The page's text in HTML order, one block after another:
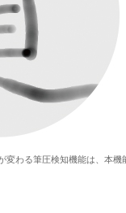
変わる筆圧検知機能は、本